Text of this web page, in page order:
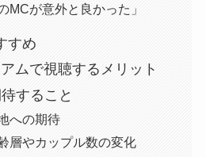
MCが意外と良かった」
すめ
ムで視聴するメリット
すること
への期待
層やカップル数の変化